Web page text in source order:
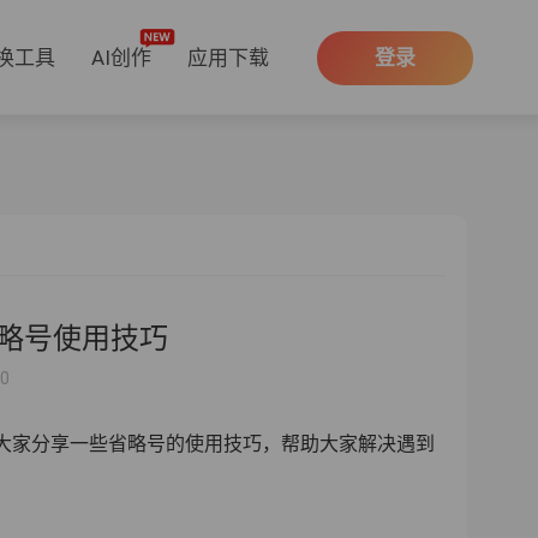
工具 AI创作 应用下载 登录
号使用技巧
分享一些省略号的使用技巧，帮助大家解决遇到